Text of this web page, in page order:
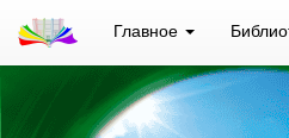
Главное